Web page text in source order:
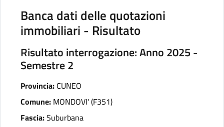
Banca dati delle quotazioni
immobiliari - Risultato
Risultato interrogazione: Anno 2025 -
Semestre 2
Provincia: CUNEO
Comune: MONDOVI' (F351)
Fascia:Suburbana